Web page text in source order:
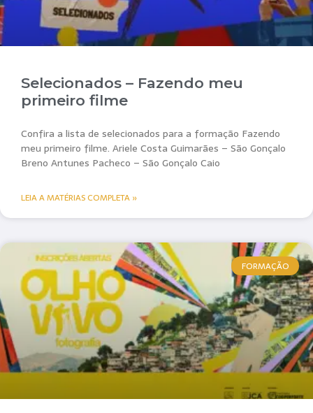
Selecionados – Fazendo meu
primeiro filme
Confira a lista de selecionados para a formação Fazendo
meu primeiro filme. Ariele Costa Guimarães – São Gonçalo
Breno Antunes Pacheco – São Gonçalo Caio
LEIA A MATÉRIAS COMPLETA »
FORMAÇÃO